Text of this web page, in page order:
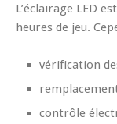
L’éclairage LED
heures de jeu.
vérification
contrôle